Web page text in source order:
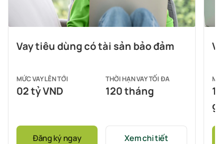
Vay tiêu dùng có tài sản bảo đảm
MỨC VAY LÊN TỚI
02 tỷ VND
THỜI HẠN VAY TỐI ĐA
120 tháng
Đăng ký ngay Xem chi tiết